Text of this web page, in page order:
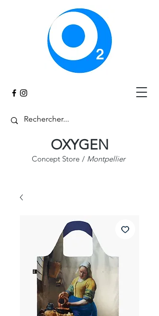
OXYGEN
Concept Store / Montpellier